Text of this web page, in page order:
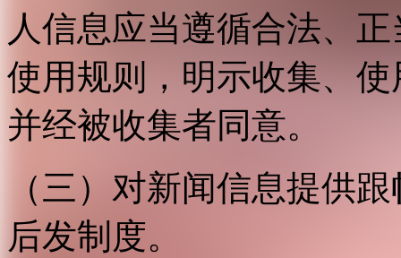
人信息应当遵循合法、
使用规则，明示收集、
并经被收集者同意。
（三）对新闻信息提供
后发制度。